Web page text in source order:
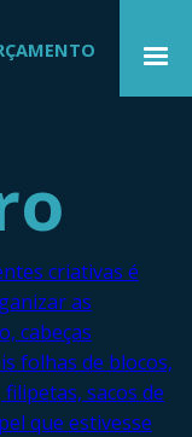
criativas é
as
cabeças
folhas de blocos,
sacos de
que estivesse